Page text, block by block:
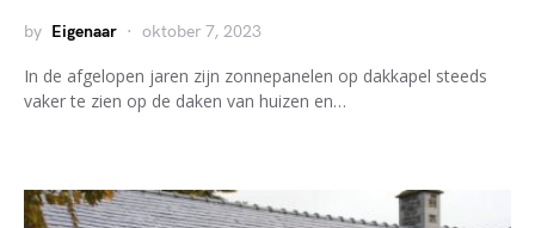
by Eigenaar oktober 7, 2023
In de afgelopen jaren zijn zonnepanelen op dakkapel steeds
vaker te zien op de daken van huizen en…